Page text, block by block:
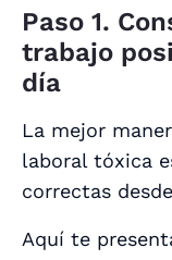
Paso 1.
trabajo
día
La mejor
laboral tóxica
correctas
Aquí te